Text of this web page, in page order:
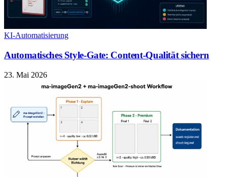
KI-Automatisierung
Automatisches Style-Gate: Content-Qualität sichern
23. Mai 2026